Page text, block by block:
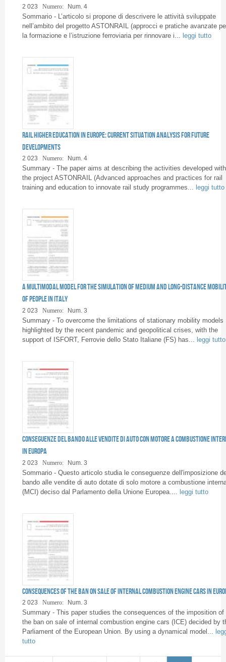
2 023 Numero: Num. 4
Sommario - L’articolo si propone di descrivere le attività sviluppate
nell’ambito del progetto ASTONRAIL (approcci e pratiche avanzate
la formazione e l’istruzione ferroviaria per rinnovare i...
leggi tutto
Rail higher education in Europe: current situation analysis for future
developments
2 023 Numero: Num. 4
Summary - The paper aims at describing the activities developed
the project ASTONRAIL (Advanced approaches and practices for rail
training and education to innovate rail study programmes... leggi tutto
A multimodal model for the simulation of medium and long-distance
of people in Italy
2 023 Numero: Num. 3
Summary - To overcome the limitations of stationary mobility models
highlighted by the recent pandemic and geopolitical crises, with the
support of ISFORT, Ferrovie dello Stato Italiane (FS) has... leggi tutto
Conseguenze del bando alle vendite di auto con motore a combustione
in Europa
2 023 Numero: Num. 3
Sommario - Questo articolo studia le conseguenze dell'imposizione
bando alle vendite di auto dotate di solo motore a combustione
(MCI) deciso dal Parlamento della Unione Europea.... leggi tutto
Consequences of the ban on sale of internal combustion engine cars in
2 023 Numero: Num. 3
Summary - This paper studies the consequences of the imposition of
the ban on sale of internal combustion engine cars (ICE) decided by
Parliament of the European Union. By using a dynamical model...
tutto